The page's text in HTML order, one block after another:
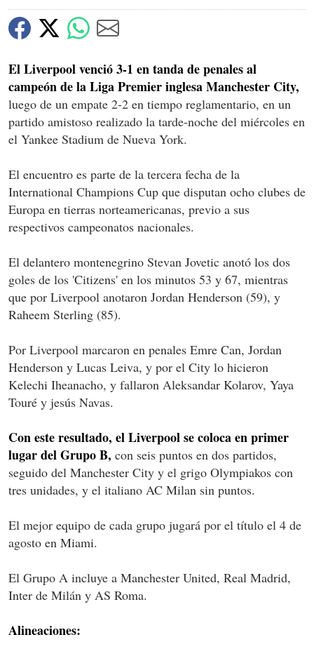
El Liverpool venció 3-1 en tanda de penales al
campeón de la Liga Premier inglesa Manchester City,
luego de un empate 2-2 en tiempo reglamentario, en un
partido amistoso realizado la tarde-noche del miércoles en
el Yankee Stadium de Nueva York.
El encuentro es parte de la tercera fecha de la
International Champions Cup que disputan ocho clubes de
Europa en tierras norteamericanas, previo a sus
respectivos campeonatos nacionales.
El delantero montenegrino Stevan Jovetic anotó los dos
goles de los 'Citizens' en los minutos 53 y 67, mientras
que por Liverpool anotaron Jordan Henderson (59), y
Raheem Sterling (85).
Por Liverpool marcaron en penales Emre Can, Jordan
Henderson y Lucas Leiva, y por el City lo hicieron
Kelechi Iheanacho, y fallaron Aleksandar Kolarov, Yaya
Touré y jesús Navas.
Con este resultado, el Liverpool se coloca en primer
lugar del Grupo B, con seis puntos en dos partidos,
seguido del Manchester City y el grigo Olympiakos con
tres unidades, y el italiano AC Milan sin puntos.
El mejor equipo de cada grupo jugará por el título el 4 de
agosto en Miami.
El Grupo A incluye a Manchester United, Real Madrid,
Inter de Milán y AS Roma.
Alineaciones: